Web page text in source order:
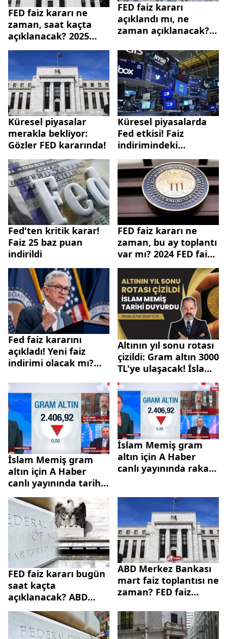
FED faiz kararı ne
zaman, saat kaçta
açıklanacak? 2025
Mayıs FED faiz kararı
beklentisi ne yönde?
FED faiz kararı
açıklandı mı, ne
zaman açıklanacak?
kararı beklentisi ne
yönde?
Küresel piyasalar
merakla bekliyor:
Gözler FED kararında!
Küresel piyasalarda
Fed etkisi! Faiz
indirimindeki
belirsizlik borsaları
vurdu
Fed'ten kritik karar!
Faiz 25 baz puan
indirildi
FED faiz kararı ne
zaman, bu ay toplantı
var mı? 2024 FED faiz
beklentisi ne yönde?
Fed faiz kararını
açıkladı! Yeni faiz
indirimi olacak mı?
açıklamalar
Altının yıl sonu rotası
çizildi: Gram altın 3000
TL'ye ulaşacak! İslam
Memiş tarihi duyurdu
İslam Memiş gram
altın için A Haber
canlı yayınında tarih
ve rakam verdi:
Paniğe gerek yok! |
Altın bilezik alırken
burma mı, ajda mı?
İslam Memiş gram
altın için A Haber
canlı yayınında rakam
alırken burma mı,
ajda mı?
FED faiz kararı bugün
saat kaçta
açıklanacak? ABD
Merkez Bankası
toplantı kararı ne
oldu?
ABD Merkez Bankası
mart faiz toplantısı ne
zaman? FED faiz
hangi tarihte
açıklanacak?